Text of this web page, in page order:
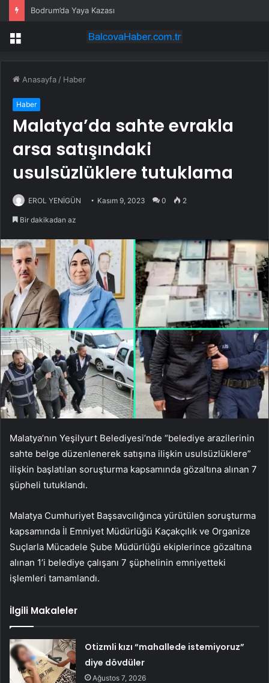
Bodrum’da Yaya Kazası
Menü
Anasayfa / Haber
Haber
Malatya’da sahte evrakla
arsa satışındaki
usulsüzlüklere tutuklama
EROL YENİGÜN Kasım 9, 2023 0 2
Bir dakikadan az
Malatya’nın Yeşilyurt Belediyesi’nde “belediye arazilerinin
sahte belge düzenlenerek satışına ilişkin usulsüzlüklere”
ilişkin başlatılan soruşturma kapsamında gözaltına alınan 7
şüpheli tutuklandı.
Malatya Cumhuriyet Başsavcılığınca yürütülen soruşturma
kapsamında İl Emniyet Müdürlüğü Kaçakçılık ve Organize
Suçlarla Mücadele Şube Müdürlüğü ekiplerince gözaltına
alınan 1’i belediye çalışanı 7 şüphelinin emniyetteki
işlemleri tamamlandı.
İlgili Makaleler
Otizmli kızı “mahallede istemiyoruz”
diye dövdüler
Ağustos 7, 2026